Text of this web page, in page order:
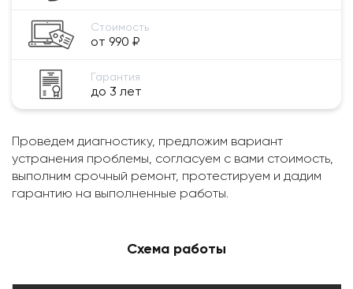
Стоимость
от 990 ₽
Гарантия
до 3 лет
Проведем диагностику, предложим вариант
устранения проблемы, согласуем с вами стоимость,
выполним срочный ремонт, протестируем и дадим
гарантию на выполненные работы.
Схема работы